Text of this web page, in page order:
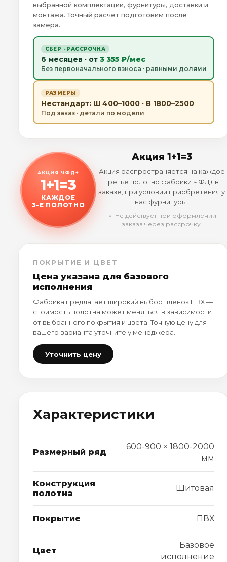
выбранной комплектации, фурнитуры, доставки и
монтажа. Точный расчёт подготовим после
замера.
СБЕР · РАССРОЧКА
6 месяцев · от 3 355 ₽/мес
Без первоначального взноса · равными долями
РАЗМЕРЫ
Нестандарт: Ш 400–1000 · В 1800–2500
Под заказ · детали по модели
АКЦИЯ ЧФД+
1+1=3
КАЖДОЕ
3-Е ПОЛОТНО
Акция 1+1=3
Акция распространяется на каждое
третье полотно фабрики ЧФД+ в
заказе, при условии приобретения у
нас фурнитуры.
﹡ Не действует при оформлении
заказа через рассрочку.
ПОКРЫТИЕ И ЦВЕТ
Цена указана для базового
исполнения
Фабрика предлагает широкий выбор плёнок ПВХ —
стоимость полотна может меняться в зависимости
от выбранного покрытия и цвета. Точную цену для
вашего варианта уточните у менеджера.
Уточнить цену
Характеристики
Размерный ряд
600-900 × 1800-2000
мм
Конструкция
полотна
Щитовая
Покрытие ПВХ
Цвет
Базовое
исполнение